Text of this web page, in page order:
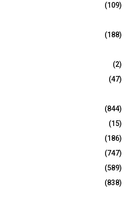
(109)
(188)
(2)
(47)
(844)
(15)
(186)
(747)
(589)
(838)